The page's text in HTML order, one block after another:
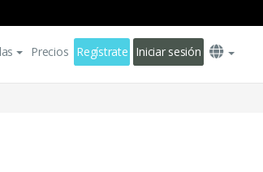
Precios Regístrate Iniciar sesión